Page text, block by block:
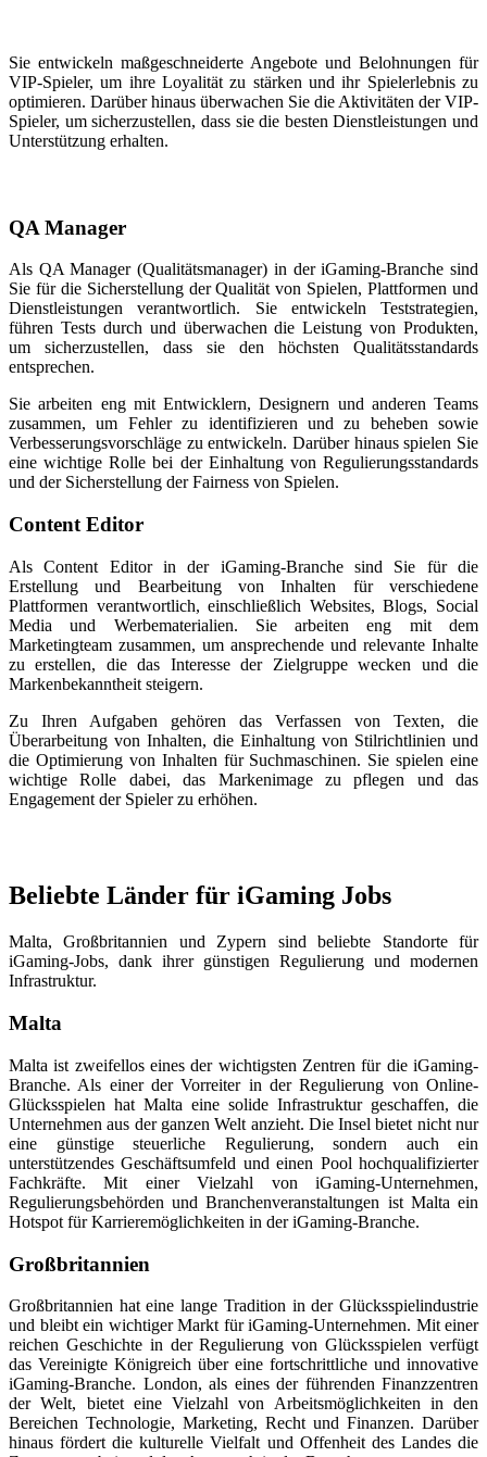
Sie entwickeln maßgeschneiderte Angebote und Belohnungen für
VIP-Spieler, um ihre Loyalität zu stärken und ihr Spielerlebnis zu
optimieren. Darüber hinaus überwachen Sie die Aktivitäten der VIP-
Spieler, um sicherzustellen, dass sie die besten Dienstleistungen und
Unterstützung erhalten.
QA Manager
Als QA Manager (Qualitätsmanager) in der iGaming-Branche sind
Sie für die Sicherstellung der Qualität von Spielen, Plattformen und
Dienstleistungen verantwortlich. Sie entwickeln Teststrategien,
führen Tests durch und überwachen die Leistung von Produkten,
um sicherzustellen, dass sie den höchsten Qualitätsstandards
entsprechen.
Sie arbeiten eng mit Entwicklern, Designern und anderen Teams
zusammen, um Fehler zu identifizieren und zu beheben sowie
Verbesserungsvorschläge zu entwickeln. Darüber hinaus spielen Sie
eine wichtige Rolle bei der Einhaltung von Regulierungsstandards
und der Sicherstellung der Fairness von Spielen.
Content Editor
Als Content Editor in der iGaming-Branche sind Sie für die
Erstellung und Bearbeitung von Inhalten für verschiedene
Plattformen verantwortlich, einschließlich Websites, Blogs, Social
Media und Werbematerialien. Sie arbeiten eng mit dem
Marketingteam zusammen, um ansprechende und relevante Inhalte
zu erstellen, die das Interesse der Zielgruppe wecken und die
Markenbekanntheit steigern.
Zu Ihren Aufgaben gehören das Verfassen von Texten, die
Überarbeitung von Inhalten, die Einhaltung von Stilrichtlinien und
die Optimierung von Inhalten für Suchmaschinen. Sie spielen eine
wichtige Rolle dabei, das Markenimage zu pflegen und das
Engagement der Spieler zu erhöhen.
Beliebte Länder für iGaming Jobs
Malta, Großbritannien und Zypern sind beliebte Standorte für
iGaming-Jobs, dank ihrer günstigen Regulierung und modernen
Infrastruktur.
Malta
Malta ist zweifellos eines der wichtigsten Zentren für die iGaming-
Branche. Als einer der Vorreiter in der Regulierung von Online-
Glücksspielen hat Malta eine solide Infrastruktur geschaffen, die
Unternehmen aus der ganzen Welt anzieht. Die Insel bietet nicht nur
eine günstige steuerliche Regulierung, sondern auch ein
unterstützendes Geschäftsumfeld und einen Pool hochqualifizierter
Fachkräfte. Mit einer Vielzahl von iGaming-Unternehmen,
Regulierungsbehörden und Branchenveranstaltungen ist Malta ein
Hotspot für Karrieremöglichkeiten in der iGaming-Branche.
Großbritannien
Großbritannien hat eine lange Tradition in der Glücksspielindustrie
und bleibt ein wichtiger Markt für iGaming-Unternehmen. Mit einer
reichen Geschichte in der Regulierung von Glücksspielen verfügt
das Vereinigte Königreich über eine fortschrittliche und innovative
iGaming-Branche. London, als eines der führenden Finanzzentren
der Welt, bietet eine Vielzahl von Arbeitsmöglichkeiten in den
Bereichen Technologie, Marketing, Recht und Finanzen. Darüber
hinaus fördert die kulturelle Vielfalt und Offenheit des Landes die